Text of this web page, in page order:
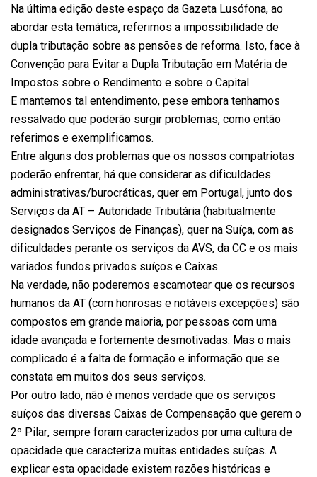
Na última edição deste espaço da Gazeta Lusófona, ao
abordar esta temática, referimos a impossibilidade de
dupla tributação sobre as pensões de reforma. Isto, face à
Convenção para Evitar a Dupla Tributação em Matéria de
Impostos sobre o Rendimento e sobre o Capital.
E mantemos tal entendimento, pese embora tenhamos
ressalvado que poderão surgir problemas, como então
referimos e exemplificamos.
Entre alguns dos problemas que os nossos compatriotas
poderão enfrentar, há que considerar as dificuldades
administrativas/burocráticas, quer em Portugal, junto dos
Serviços da AT – Autoridade Tributária (habitualmente
designados Serviços de Finanças), quer na Suíça, com as
dificuldades perante os serviços da AVS, da CC e os mais
variados fundos privados suíços e Caixas.
Na verdade, não poderemos escamotear que os recursos
humanos da AT (com honrosas e notáveis excepções) são
compostos em grande maioria, por pessoas com uma
idade avançada e fortemente desmotivadas. Mas o mais
complicado é a falta de formação e informação que se
constata em muitos dos seus serviços.
Por outro lado, não é menos verdade que os serviços
suíços das diversas Caixas de Compensação que gerem o
2º Pilar, sempre foram caracterizados por uma cultura de
opacidade que caracteriza muitas entidades suíças. A
explicar esta opacidade existem razões históricas e